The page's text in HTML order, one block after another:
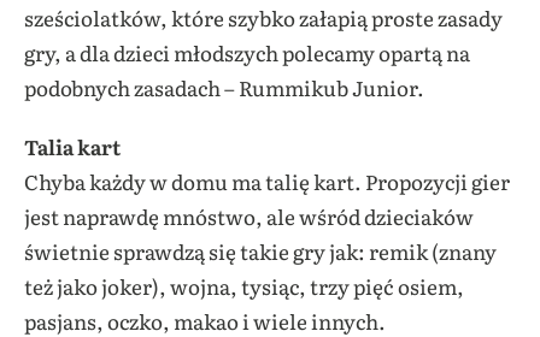
sześciolatków, które szybko załapią proste zasady
gry, a dla dzieci młodszych polecamy opartą na
podobnych zasadach – Rummikub Junior.
Talia kart
Chyba każdy w domu ma talię kart. Propozycji gier
jest naprawdę mnóstwo, ale wśród dzieciaków
świetnie sprawdzą się takie gry jak: remik (znany
też jako joker), wojna, tysiąc, trzy pięć osiem,
pasjans, oczko, makao i wiele innych.